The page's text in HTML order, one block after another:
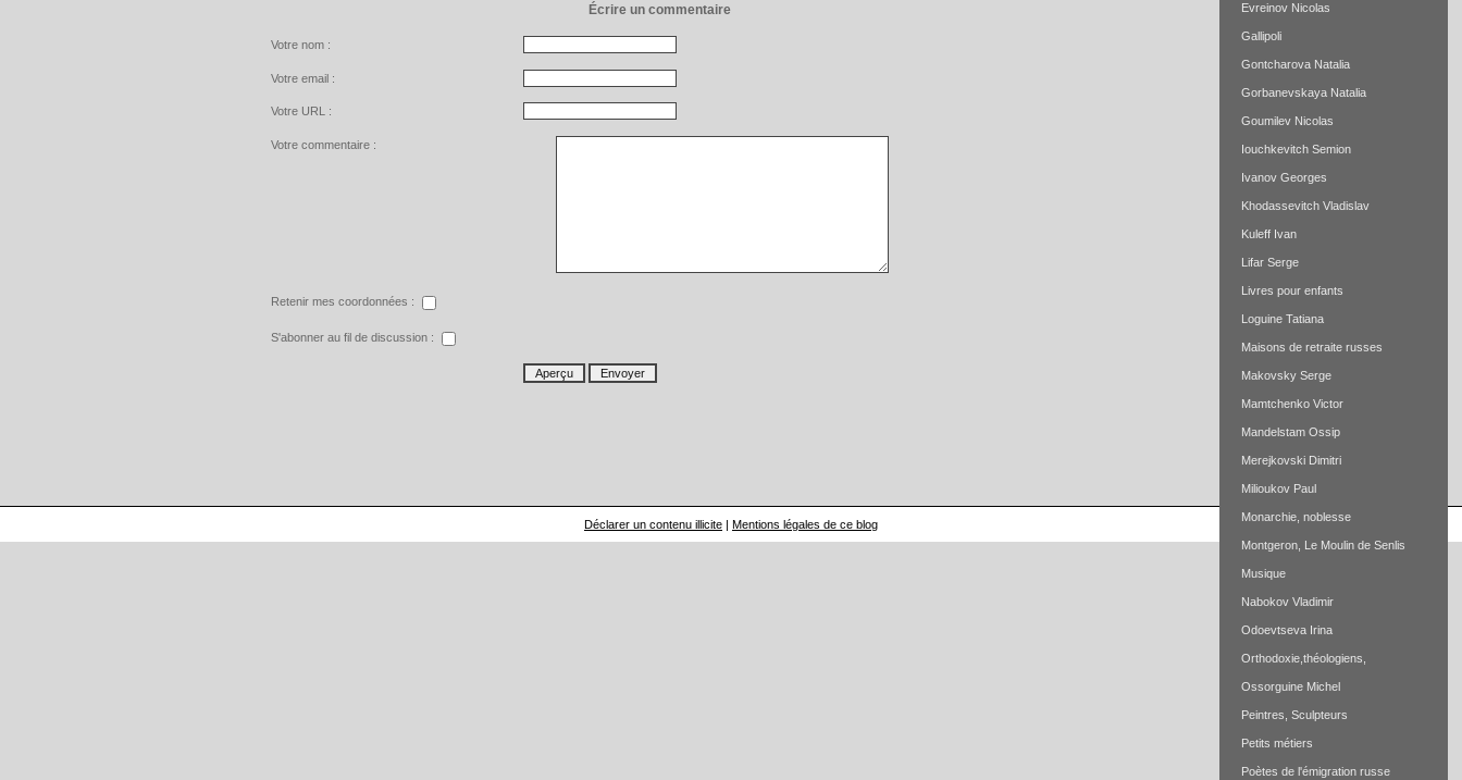
Écrire un commentaire
Votre nom :
Votre email :
Votre URL :
Votre commentaire :
Retenir mes coordonnées :
S'abonner au fil de discussion :
Evreinov Nicolas
Gallipoli
Gontcharova Natalia
Gorbanevskaya Natalia
Goumilev Nicolas
Iouchkevitch Semion
Ivanov Georges
Khodassevitch Vladislav
Kuleff Ivan
Lifar Serge
Livres pour enfants
Loguine Tatiana
Maisons de retraite russes
Makovsky Serge
Mamtchenko Victor
Mandelstam Ossip
Merejkovski Dimitri
Milioukov Paul
Monarchie, noblesse
Montgeron, Le Moulin de Senlis
Musique
Nabokov Vladimir
Odoevtseva Irina
Orthodoxie,théologiens,
Ossorguine Michel
Peintres, Sculpteurs
Petits métiers
Poètes de l'émigration russe
Déclarer un contenu illicite | Mentions légales de ce blog